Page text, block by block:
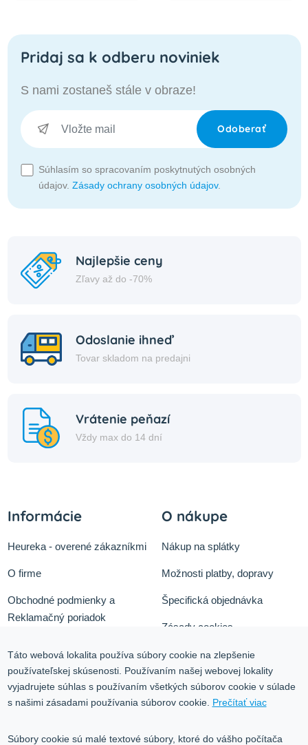
Pridaj sa k odberu noviniek
S nami zostaneš stále v obraze!
Odoberať
Súhlasím so spracovaním poskytnutých osobných
údajov. Zásady ochrany osobných údajov.
Najlepšie ceny
Zľavy až do -70%
Odoslanie ihneď
Tovar skladom na predajni
Vrátenie peňazí
Vždy max do 14 dní
Informácie
Heureka - overené zákazníkmi
O firme
Obchodné podmienky a
Reklamačný poriadok
Služby
Kontakt
O nákupe
Nákup na splátky
Možnosti platby, dopravy
Špecifická objednávka
Zásady cookies
Ochrana osobných údajov
Blog
Kontakt
Táto webová lokalita používa súbory cookie na zlepšenie
používateľskej skúsenosti. Používaním našej webovej lokality
vyjadrujete súhlas s používaním všetkých súborov cookie v súlade
s našimi zásadami používania súborov cookie. Prečítať viac
Súbory cookie sú malé textové súbory, ktoré do vášho počítača